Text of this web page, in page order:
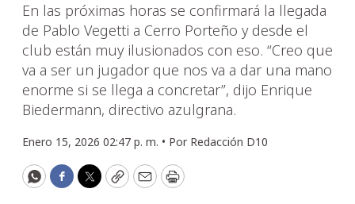
En las próximas horas se confirmará la llegada
de Pablo Vegetti a Cerro Porteño y desde el
club están muy ilusionados con eso. “Creo que
va a ser un jugador que nos va a dar una mano
enorme si se llega a concretar”, dijo Enrique
Biedermann, directivo azulgrana.
Enero 15, 2026 02:47 p. m. • Por Redacción D10
WhatsApp
Facebook
Twitter
CopyEmailPrint